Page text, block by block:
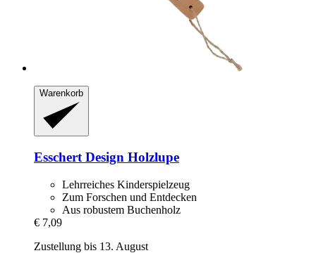
Warenkorb
Esschert Design Holzlupe
Lehrreiches Kinderspielzeug
Zum Forschen und Entdecken
Aus robustem Buchenholz
€ 7,09
Zustellung bis 13. August